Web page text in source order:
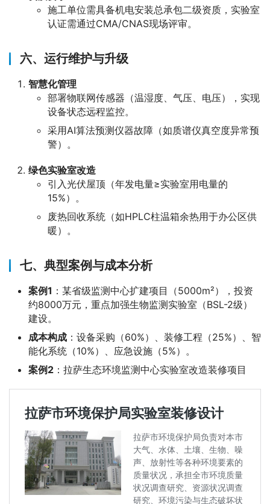
施工单位需具备机电安装总承包二级资质，实验室
认证需通过CMA/CNAS现场评审。
六、运行维护与升级
智慧化管理
部署物联网传感器（温湿度、气压、电压），实现
设备状态远程监控。
采用AI算法预测仪器故障（如质谱仪真空度异常预
警）。
绿色实验室改造
引入光伏屋顶（年发电量≥实验室用电量的
15%）。
废热回收系统（如HPLC柱温箱余热用于办公区供
暖）。
七、典型案例与成本分析
案例1 ：某省级监测中心扩建项目（5000m²），投资
约8000万元，重点加强生物监测实验室（BSL-2级）
建设。
成本构成 ：设备采购（60%）、装修工程（25%）、智
能化系统（10%）、应急设施（5%）。
案例2 ：拉萨生态环境监测中心实验室改造装修项目